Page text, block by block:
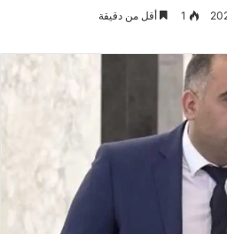
1 أقل من دقيقة